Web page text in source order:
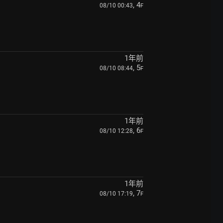
08/10 00:43, 4F
1年前
08/10 08:44, 5F
1年前
08/10 12:28, 6F
1年前
08/10 17:19, 7F